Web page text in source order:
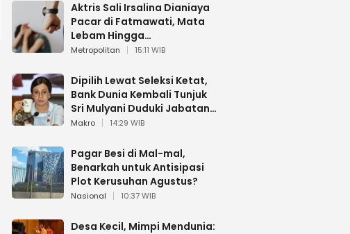
Aktris Sali Irsalina Dianiaya
Pacar di Fatmawati, Mata
Lebam Hingga
Diselamatkan Polantas
Metropolitan 15:11 WIB
Dipilih Lewat Seleksi Ketat,
Bank Dunia Kembali Tunjuk
Sri Mulyani Duduki Jabatan
Strategis
Makro 14:29 WIB
Pagar Besi di Mal-mal,
Benarkah untuk Antisipasi
Plot Kerusuhan Agustus?
Nasional 10:37 WIB
Desa Kecil, Mimpi Mendunia: